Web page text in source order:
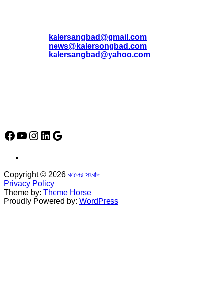
kalersangbad@gmail.com
news@kalersongbad.com
kalersangbad@yahoo.com
Facebook
YouTube
Instagram
LinkedIn
Google
Copyright © 2026 কালের সংবাদ
Privacy Policy
Theme by: Theme Horse
Proudly Powered by: WordPress